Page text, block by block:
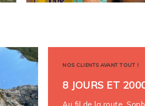
NOS CLIENTS AVANT TOUT !
8 JOURS ET